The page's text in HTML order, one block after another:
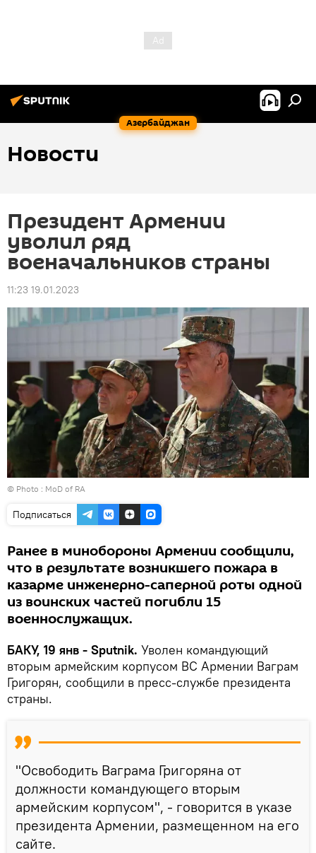
Азербайджан
Новости
Президент Армении
уволил ряд
военачальников страны
11:23 19.01.2023
© Photo : MoD of RA
Подписаться
Ранее в минобороны Армении сообщили,
что в результате возникшего пожара в
казарме инженерно-саперной роты одной
из воинских частей погибли 15
военнослужащих.
БАКУ, 19 янв - Sputnik. Уволен командующий
вторым армейским корпусом ВС Армении Ваграм
Григорян, сообщили в пресс-службе президента
страны.
"Освободить Ваграма Григоряна от
должности командующего вторым
армейским корпусом", - говорится в указе
президента Армении, размещенном на его
сайте.